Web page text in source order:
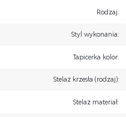
Rodzaj:
Styl wykonania:
Tapicerka kolor:
Stelaż krzesła (rodzaj):
Stelaż materiał: